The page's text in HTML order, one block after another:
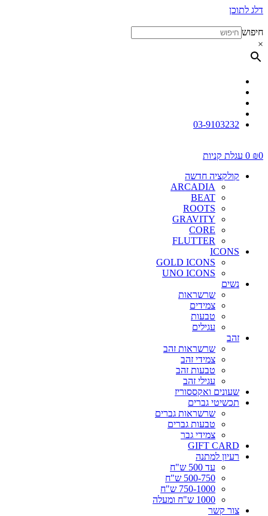
דלג לתוכן
חיפוש
×
03-9103232
₪0
0 עגלת קניות
קולקציה חדשה
ARCADIA
BEAT
ROOTS
GRAVITY
CORE
FLUTTER
ICONS
GOLD ICONS
UNO ICONS
נשים
שרשראות
צמידים
טבעות
עגילים
זהב
שרשראות זהב
צמידי זהב
טבעות זהב
עגילי זהב
שעונים ואקססוריז
תכשיטי גברים
שרשראות גברים
טבעות גברים
צמידי גבר
GIFT CARD
רעיון למתנה
עד 500 ש"ח
500-750 ש"ח
750-1000 ש"ח
1000 ש"ח ומעלה
צור קשר